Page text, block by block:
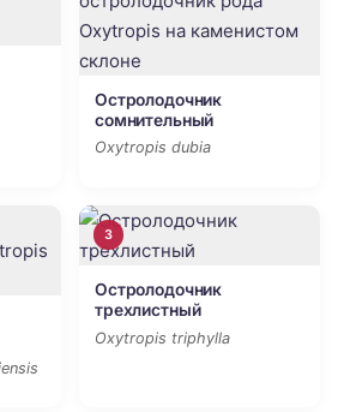
Остролодочник
сомнительный
Oxytropis dubia
3
Остролодочник
трехлистный
Oxytropis triphylla